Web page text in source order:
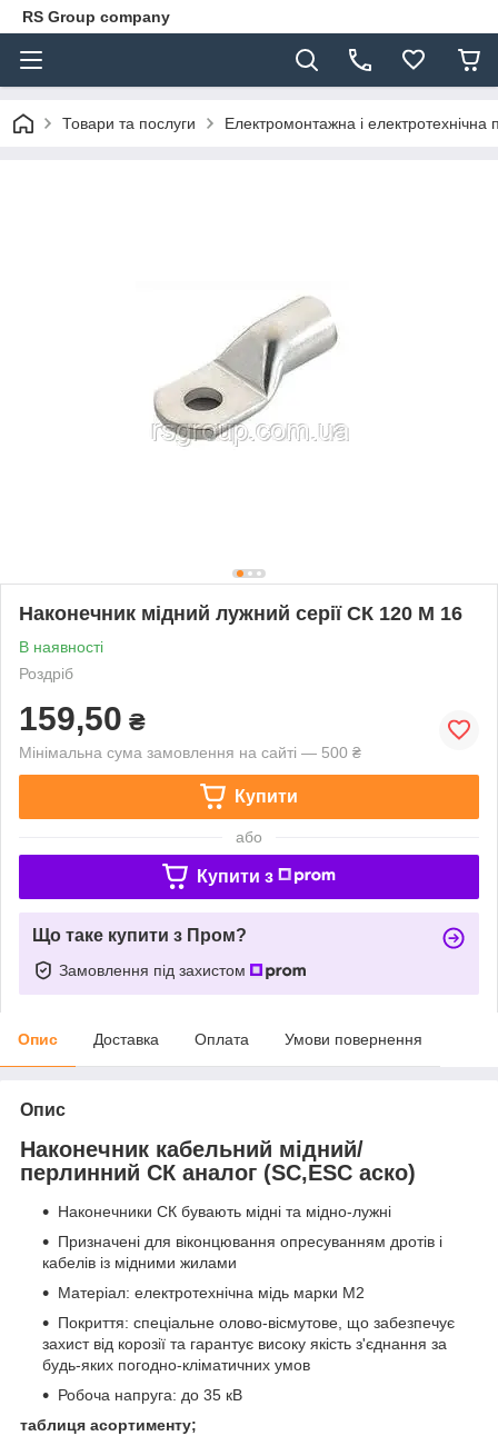
RS Group company
Товари та послуги Електромонтажна і електротехнічна
Наконечник мідний лужний серії СК 120 М 16
В наявності
Роздріб
159,50 ₴
Мінімальна сума замовлення на сайті — 500 ₴
Купити
або
Купити з
Що таке купити з Пром?
Замовлення під захистом
Опис Доставка Оплата Умови повернення
Опис
Наконечник кабельний мідний/
перлинний СК аналог (SC,ESC аско)
Наконечники СК бувають мідні та мідно-лужні
Призначені для віконцювання опресуванням дротів і
кабелів із мідними жилами
Матеріал: електротехнічна мідь марки М2
Покриття: спеціальне олово-вісмутове, що забезпечує
захист від корозії та гарантує високу якість з'єднання за
будь-яких погодно-кліматичних умов
Робоча напруга: до 35 кВ
таблиця асортименту;